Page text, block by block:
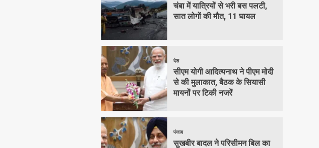
चंबा में यात्रियों से भरी बस पलटी,
सात लोगों की मौत, 11 घायल
देश
सीएम योगी आदित्यनाथ ने पीएम मोदी
से की मुलाकात, बैठक के सियासी
मायनों पर टिकी नजरें
पंजाब
सुखबीर बादल ने परिसीमन बिल का